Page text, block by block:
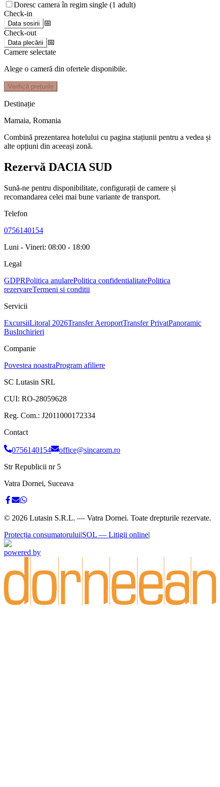
Doresc camera în regim single (1 adult)
Check-in
Data sosirii
📅
Check-out
Data plecării
📅
Camere selectate
Alege o cameră din ofertele disponibile.
Verifică prețurile
Destinație
Mamaia, Romania
Combină prezentarea hotelului cu pagina stațiunii pentru a vedea și
alte opțiuni din aceeași zonă.
Rezervă DACIA SUD
Sună-ne pentru disponibilitate, configurații de camere și
recomandarea celei mai bune variante de transport.
Telefon
0756140154
Luni - Vineri: 08:00 - 18:00
Legal
GDPRPolitica anularePolitica confidentialitatePolitica
rezervareTermeni si conditii
Servicii
ExcursiiLitoral 2026Transfer AeroportTransfer PrivatPanoramic
BusInchirieri
Companie
Povestea noastraProgram afiliere
SC Lutasin SRL
CUI: RO-28059628
Reg. Com.: J2011000172334
Contact
0756140154
office@sincarom.ro
Str Republicii nr 5
Vatra Dornei, Suceava
© 2026 Lutasin S.R.L. — Vatra Dornei. Toate drepturile rezervate.
Protecția consumatorului|SOL — Litigii online|
powered by